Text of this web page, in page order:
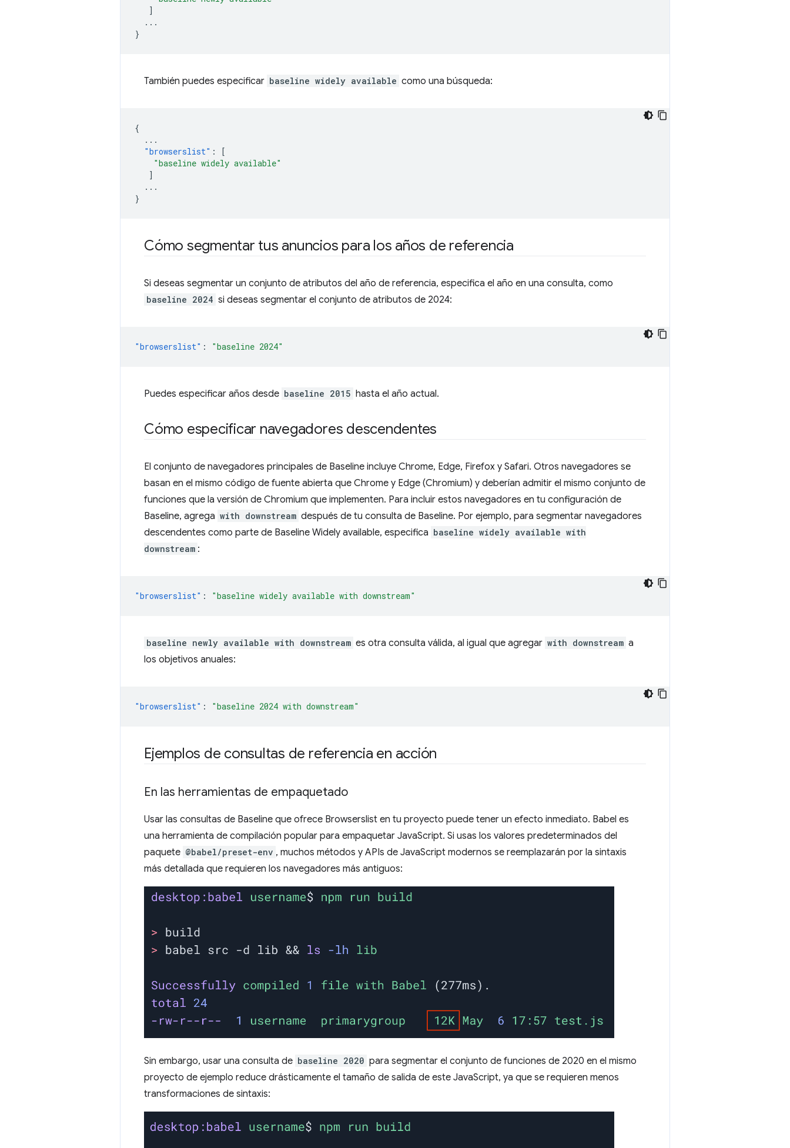
]
...
}
También puedes especificar baseline widely available como una búsqueda:
{
...
"browserslist" :
[
"baseline widely available"
]
...
}
Cómo segmentar tus anuncios para los años de referencia
Si deseas segmentar un conjunto de atributos del año de referencia, especifica el año en una consulta, como
baseline 2024 si deseas segmentar el conjunto de atributos de 2024:
"browserslist" : "baseline 2024"
Puedes especificar años desde baseline 2015 hasta el año actual.
Cómo especificar navegadores descendentes
El conjunto de navegadores principales de Baseline incluye Chrome, Edge, Firefox y Safari. Otros navegadores se
basan en el mismo código de fuente abierta que Chrome y Edge (Chromium) y deberían admitir el mismo conjunto de
funciones que la versión de Chromium que implementen. Para incluir estos navegadores en tu configuración de
Baseline, agrega with downstream después de tu consulta de Baseline. Por ejemplo, para segmentar navegadores
descendentes como parte de Baseline Widely available, especifica baseline widely available with
downstream :
"browserslist" : "baseline widely available with downstream"
baseline newly available with downstream es otra consulta válida, al igual que agregar with downstream a
los objetivos anuales:
"browserslist" : "baseline 2024 with downstream"
Ejemplos de consultas de referencia en acción
En las herramientas de empaquetado
Usar las consultas de Baseline que ofrece Browserslist en tu proyecto puede tener un efecto inmediato. Babel es
una herramienta de compilación popular para empaquetar JavaScript. Si usas los valores predeterminados del
paquete @babel/preset-env , muchos métodos y APIs de JavaScript modernos se reemplazarán por la sintaxis
más detallada que requieren los navegadores más antiguos:
Sin embargo, usar una consulta de baseline 2020 para segmentar el conjunto de funciones de 2020 en el mismo
proyecto de ejemplo reduce drásticamente el tamaño de salida de este JavaScript, ya que se requieren menos
transformaciones de sintaxis: